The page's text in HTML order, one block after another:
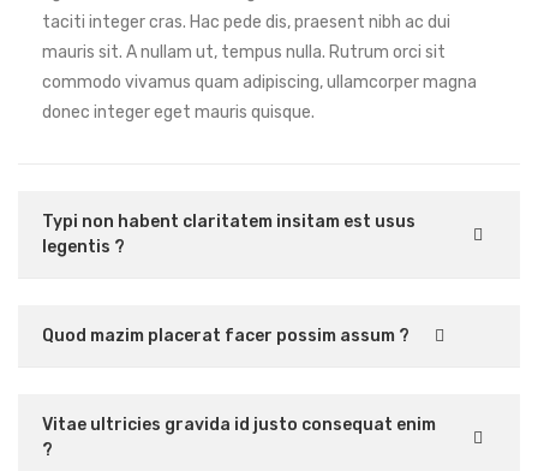
taciti integer cras. Hac pede dis, praesent nibh ac dui
mauris sit. A nullam ut, tempus nulla. Rutrum orci sit
commodo vivamus quam adipiscing, ullamcorper magna
donec integer eget mauris quisque.
Typi non habent claritatem insitam est usus
legentis ?
Quod mazim placerat facer possim assum ?
Vitae ultricies gravida id justo consequat enim
?